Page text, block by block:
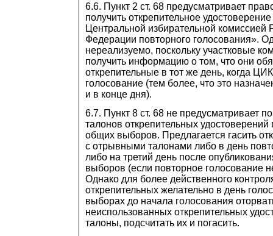
6.6. Пункт 2 ст. 68 предусматривает
получить открепительное
Центральной избирательной комиссией
Федерации повторного голосования».
нереализуемо, поскольку участковые
получить информацию о том, что они
открепительные в тот же день, когда
голосование (тем более, что это
и в конце дня).
6.7. Пункт 8 ст. 68 не предусматривает
талонов открепительных
общих выборов. Предлагается гасить
с отрывными талонами либо в день
либо на третий день после
выборов (если повторное голосование
Однако для более действенного
открепительных желательно в день
выборах до начала голосования
неиспользованных открепительных
талоны, подсчитать их и погасить.